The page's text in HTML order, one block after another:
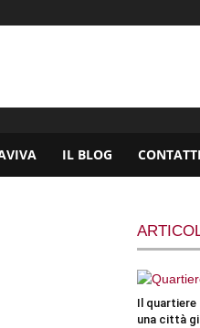
IL BLOG CONTATTI
Il
una città